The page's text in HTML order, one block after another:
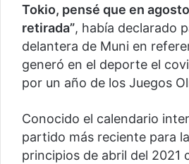
Tokio, pensé que en
retirada”, había declarado
delantera de Muni en
generó en el deporte el
por un año de los Juegos
Conocido el calendario
partido más reciente para
principios de abril del 2021